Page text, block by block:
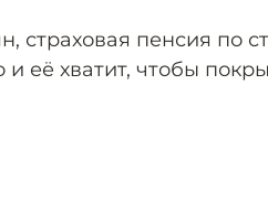
пенсия по
её хватит, чтобы